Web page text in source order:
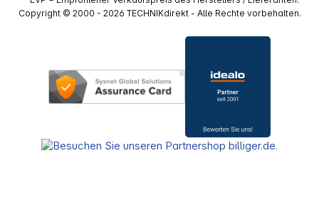
Copyright © 2000 - 2026 TECHNIKdirekt - Alle Rechte vorbehalten.